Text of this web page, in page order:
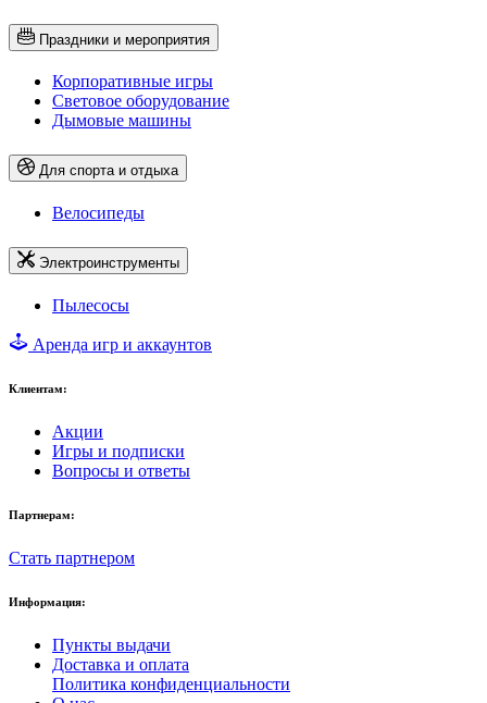
Праздники и мероприятия
Корпоративные игры
Световое оборудование
Дымовые машины
Для спорта и отдыха
Велосипеды
Электроинструменты
Пылесосы
Аренда игр и аккаунтов
Клиентам:
Акции
Игры и подписки
Вопросы и ответы
Партнерам:
Стать партнером
Информация:
Пункты выдачи
Доставка и оплата
Политика конфиденциальности